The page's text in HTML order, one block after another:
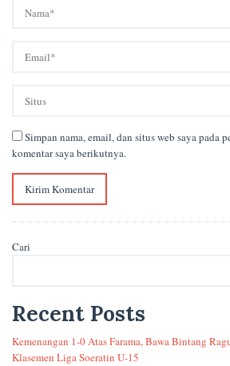
Simpan nama, email, dan situs web saya pada
komentar saya berikutnya.
Cari
Recent Posts
Kemenangan 1-0 Atas Farama, Bawa Bintang
Klasemen Liga Soeratin U-15